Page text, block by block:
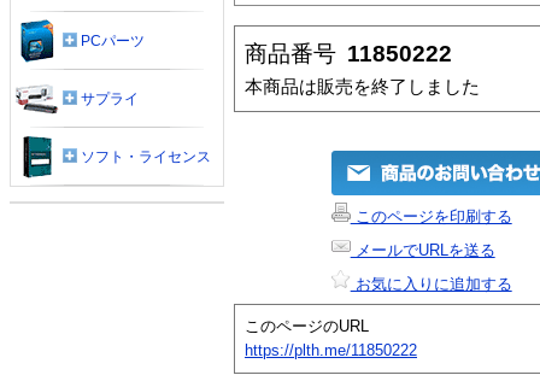
商品番号 11850222
本商品は販売を終了しました
このページを印刷する
メールでURLを送る
お気に入りに追加する
このページのURL
https://plth.me/11850222
PCパーツ
サプライ
ソフト・ライセンス